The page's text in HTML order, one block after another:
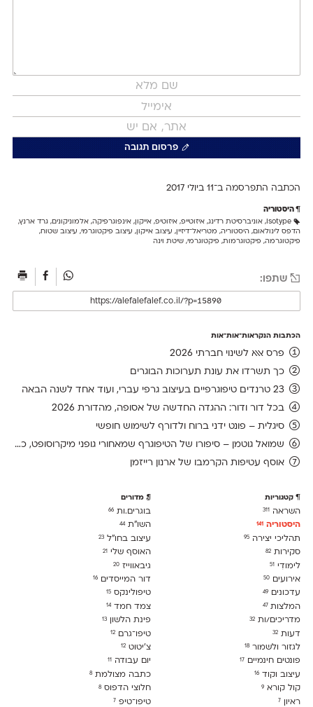
פרסום תגובה
הכתבה התפרסמה ב־11 ב יולי 2017
היסטוריה
Isotype
, אוניברסיטת רדינג, איזוטייפ, איזוטיפ, אייקון , אינפוגרפיקה, אלמוניקונים, גרד ארנץ,
הדפס לינולאום, היסטוריה, מטריאל־דיזיין , עיצוב אייקון , עיצוב פיקטוגרמי, עיצוב שטוח,
פיקטוגרמה, פיקטוגרמות, פיקטוגרמי, שיטת וינה
שתפו:
הכתבות הנקראות־אות־אות
פרס אאא לשינוי חברתי 2026
כך תשרדו את עונת תערוכות הבוגרים
23 טרנדים טיפוגרפיים בעיצוב גרפי עברי, ועוד אחד לשנה הבאה
בכל דור ודור: ההגדה החדשה של אסופה, מהדורת 2026
סיגלית – פונט ידני ברוח ולדורף לשימוש חופשי
שמואל גוטמן – סיפורו של הטיפוגרף שמאחורי גופני מיקרוסופט, כפי שנחשף בארכיון של נינתו
אוסף עטיפות הקרמבו של ארנון רייזמן
קטגוריות
השראה 311
היסטוריה 141
תהליכי יצירה 95
סקירות 82
לימודִי 51
אירועים 50
עדכונים 49
המלצות47
מדריכים/ות 32
דעות 32
לגזור ולשמור 18
פונטים חינמיים 17
עיצוב וקוד 16
קול קורא 9
ראיון 7
מדורים
בוגרים.ות66
השו״ת44
עיצוב בחו"ל23
האוסף שלי21
גיבאווייז20
דור המייסדים16
טיפולינקס15
צמד חמד14
פינת הלשון13
טיפו־גרם12
צ׳יטוט12
יום עבודה11
כתבה מצולמת8
חלוצי הדפוס8
טיפו־טיפ7